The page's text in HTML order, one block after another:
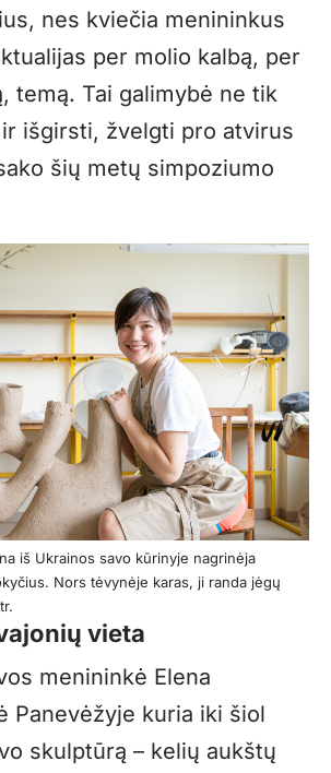
nes kviečia menininkus
per molio kalbą, per
temą. Tai galimybė ne tik
išgirsti, žvelgti pro atvirus
šių metų simpoziumo
iš Ukrainos savo kūrinyje nagrinėja
Nors tėvynėje karas, ji randa jėgų
vieta
menininkė Elena
Panevėžyje kuria iki šiol
skulptūrą – kelių aukštų